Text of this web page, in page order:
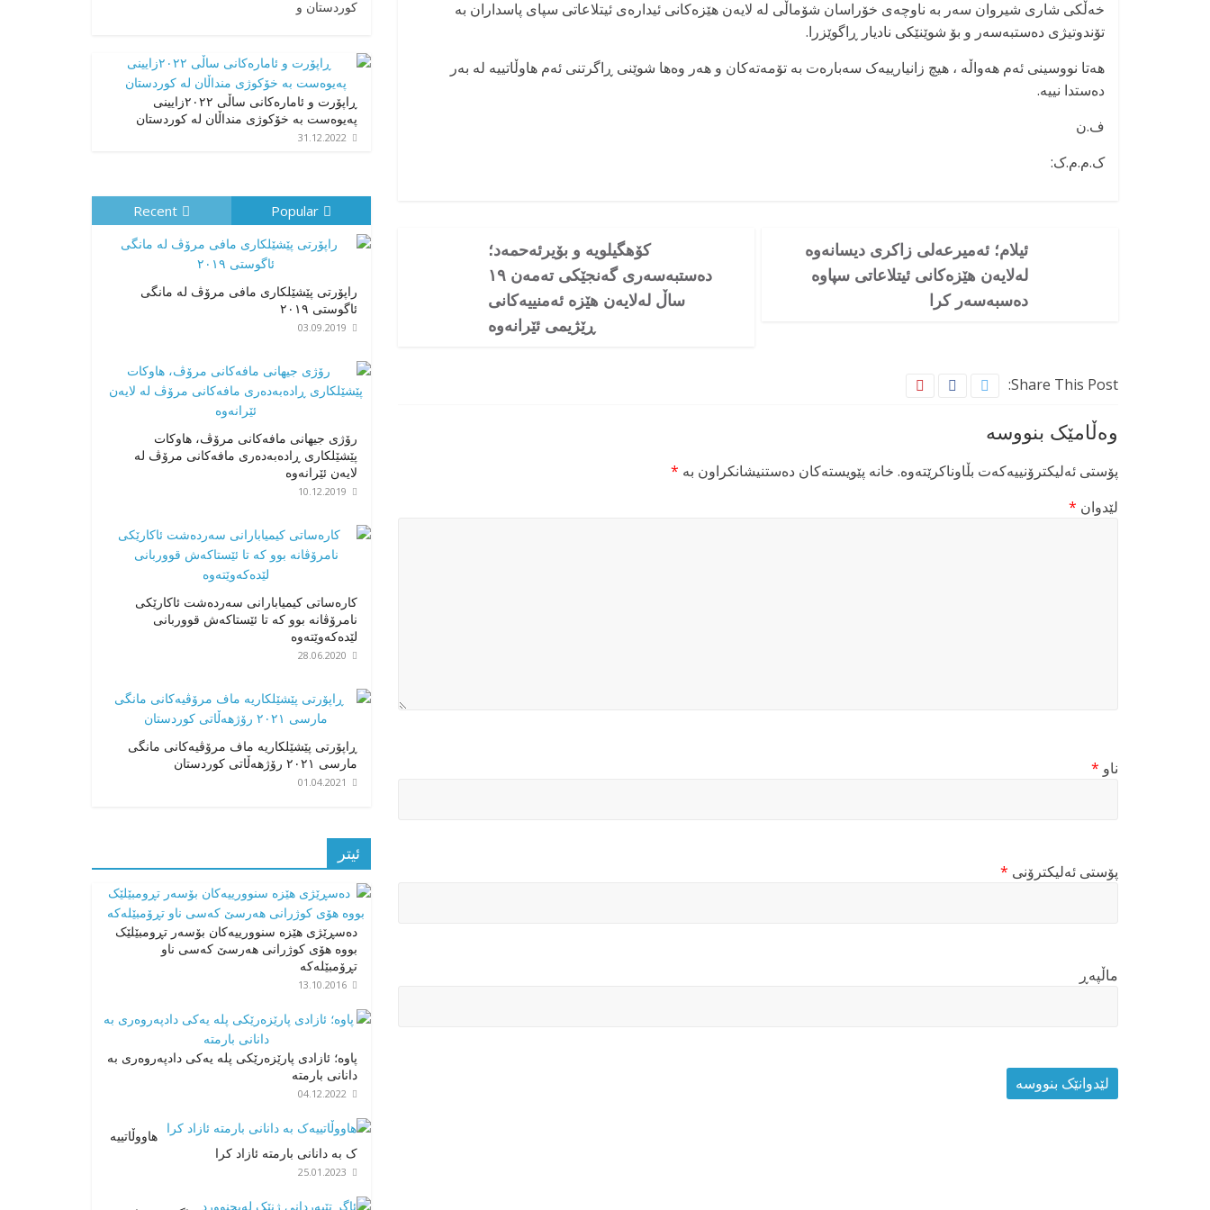
خەڵکی شاری شیروان سەر بە ناوچەی خۆراسان شۆماڵی لە لایەن هێزەکانی ئیدارەی ئیتلاعاتی سپای پاسداران بە
تۆندوتیژی دەستبەسەر و بۆ شوێنێکی نادیار ڕاگوێزرا.
هەتا نووسینی ئەم هەواڵە ، هیچ زانیارییەک سەبارەت بە تۆمەتەکان و هەر وەها شوێنی ڕاگرتنی ئەم هاوڵاتییە لە بەر
دەستدا نییە.
ف.ن
ک.م.م.ک:
ئیلام؛ ئەمیرعەلی زاکری دیسانەوە
لەلایەن هێزەکانی ئیتلاعاتی سپاوە
دەسبەسەر کرا
کۆهگیلویە و بۆیرئەحمەد؛
دەستبەسەری گەنجێکی تەمەن ١٩
ساڵ لەلایەن هێزە ئەمنییەکانی
ڕێژیمی ئێرانەوە
Share This Post:
وەڵامێک بنووسە
پۆستی ئەلیکترۆنییەکەت بڵاوناکرێتەوە. خانە پێویستەکان دەستنیشانکراون بە *
لێدوان *
ناو *
پۆستی ئەلیکترۆنی *
ماڵپه‌ڕ
کوردستان و
ڕاپۆرت و ئامارەکانی ساڵی ٢٠٢٢زایینی
پەیوەست بە خۆکوژی منداڵان لە کوردستان
31.12.2022
Popular
Recent
راپۆرتی پێشێلكاری مافی مرۆڤ له‌ مانگی
ئاگوستی ٢٠١٩
03.09.2019
رۆژی جیهانی مافەکانی مرۆڤ، هاوکات
پێشێلکاری ڕادەبەدەری مافەکانی مرۆڤ لە
لایەن ئێرانەوە
10.12.2019
کارەساتی کیمیابارانی سەردەشت ئاکارێکی
نامرۆڤانە بوو کە تا ئێستاکەش قووربانی
لێدەکەوێتەوە
28.06.2020
ڕاپۆرتی پێشێلکاریە ماف مرۆڤیەکانی مانگی
مارسی ٢٠٢١ رۆژهەڵاتی کوردستان
01.04.2021
ئیتر
دەسڕێژی هێزە سنوورییەکان بۆسەر تڕومبێلێک
بووە هۆی کوژرانی هەرسێ کەسی ناو
تڕۆمبێلەکە
13.10.2016
پاوە؛ ئازادی پارێزەرێکی پلە یەکی دادپەروەری بە
دانانی بارمتە
04.12.2022
هاووڵاتییە
ک بە دانانی بارمتە ئازاد کرا
25.01.2023